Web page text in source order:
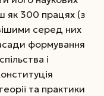
як 300 працях (з
серед них
формування
і
та практики